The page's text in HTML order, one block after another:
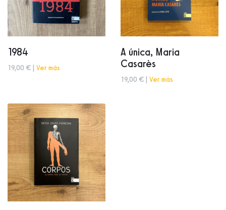
1984
19,00 € | Ver más
A única, Maria
Casarès
19,00 € | Ver más